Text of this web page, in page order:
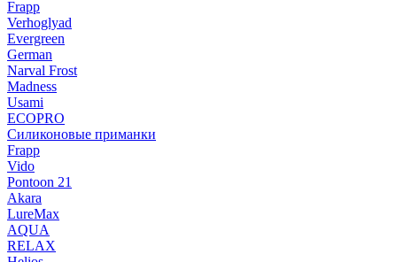
Frapp
Verhoglyad
Evergreen
German
Narval Frost
Madness
Usami
ECOPRO
Силиконовые приманки
Frapp
Vido
Pontoon 21
Akara
LureMax
AQUA
RELAX